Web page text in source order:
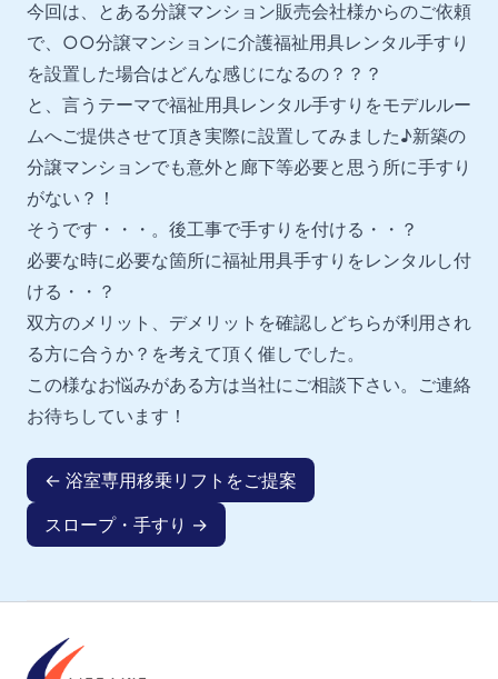
今回は、とある分譲マンション販売会社様からのご依頼
で、○○分譲マンションに介護福祉用具レンタル手すり
を設置した場合はどんな感じになるの？？？
と、言うテーマで福祉用具レンタル手すりをモデルルー
ムへご提供させて頂き実際に設置してみました♪新築の
分譲マンションでも意外と廊下等必要と思う所に手すり
がない？！
そうです・・・。後工事で手すりを付ける・・？
必要な時に必要な箇所に福祉用具手すりをレンタルし付
ける・・？
双方のメリット、デメリットを確認しどちらが利用され
る方に合うか？を考えて頂く催しでした。
この様なお悩みがある方は当社にご相談下さい。ご連絡
お待ちしています！
← 浴室専用移乗リフトをご提案
スロープ・手すり →